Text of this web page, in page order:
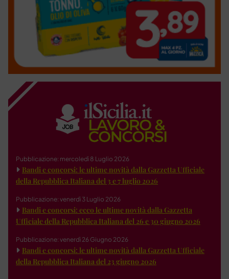
Pubblicazione: mercoledì 8 Luglio 2026
Bandi e concorsi: le ultime novità dalla Gazzetta Ufficiale
della Repubblica Italiana del 3 e 7 luglio 2026
Pubblicazione: venerdì 3 Luglio 2026
Bandi e concorsi: ecco le ultime novità dalla Gazzetta
Ufficiale della Repubblica Italiana del 26 e 30 giugno 2026
Pubblicazione: venerdì 26 Giugno 2026
Bandi e concorsi: le ultime novità dalla Gazzetta Ufficiale
della Repubblica Italiana del 23 giugno 2026